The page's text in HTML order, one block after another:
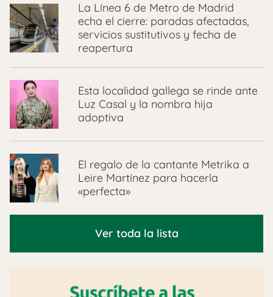
La Línea 6 de Metro de Madrid
echa el cierre: paradas afectadas,
servicios sustitutivos y fecha de
reapertura
Esta localidad gallega se rinde ante
Luz Casal y la nombra hija
adoptiva
El regalo de la cantante Metrika a
Leire Martínez para hacerla
«perfecta»
Ver toda la lista